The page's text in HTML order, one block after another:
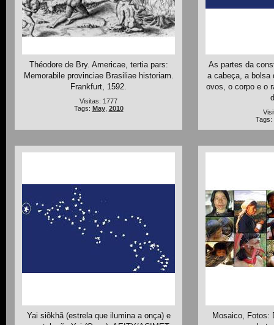
Théodore de Bry. Americae, tertia pars:
Memorabile provinciae Brasiliae historiam.
Frankfurt, 1592.
Visitas: 1777
Tags: May, 2010
As partes da
a cabeça, a bolsa
ovos, o corpo e o
Tags:
Yai siõkhã (estrela que ilumina a onça) e
Mosaico, Fotos: